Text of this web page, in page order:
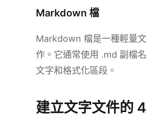
Markdown 檔
Markdown 檔是一種輕量
作。它通常使用 .md 副檔
文字和格式化區段。
建立文字文件的